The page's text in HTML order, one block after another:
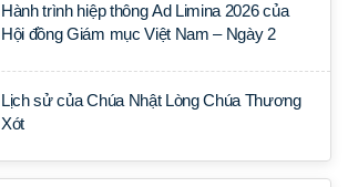
Hành trình hiệp thông Ad Limina 2026 của
Hội đồng Giám mục Việt Nam – Ngày 2
Lịch sử của Chúa Nhật Lòng Chúa Thương
Xót